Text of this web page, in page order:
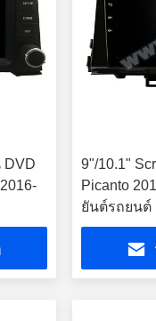
DVD
9"/10.1"
Picanto
ยันต์รถยนต์